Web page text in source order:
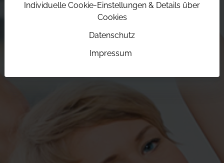
Individuelle Cookie-Einstellungen & Details über
Cookies
Datenschutz
Impressum